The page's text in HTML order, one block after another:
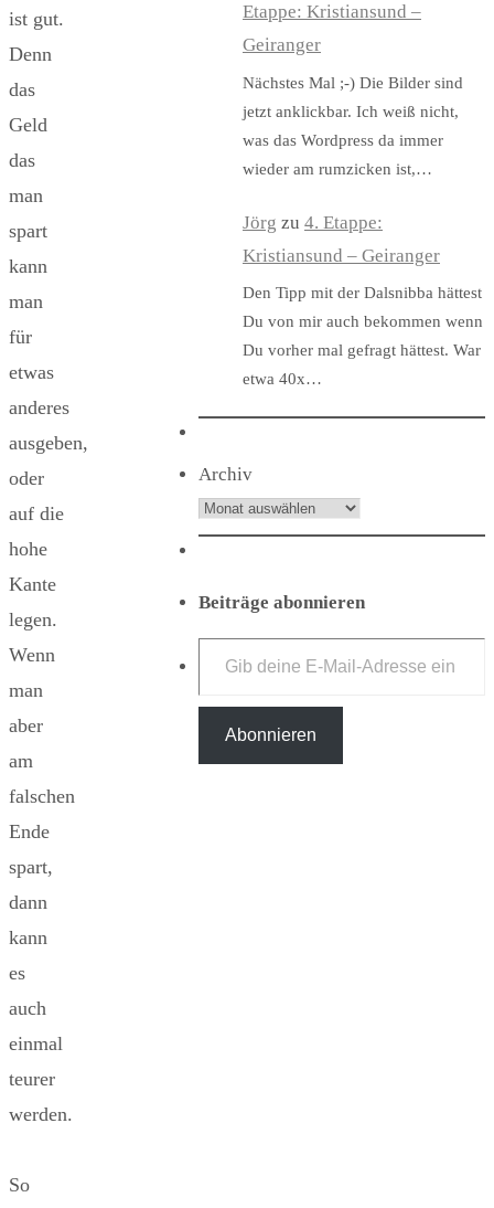
ist gut.
Denn
das
Geld
das
man
spart
kann
man
für
etwas
anderes
ausgeben,
oder
auf die
hohe
Kante
legen.
Wenn
man
aber
am
falschen
Ende
spart,
dann
kann
es
auch
einmal
teurer
werden.
So
Etappe: Kristiansund –
Geiranger
Nächstes Mal ;-) Die Bilder sind
jetzt anklickbar. Ich weiß nicht,
was das Wordpress da immer
wieder am rumzicken ist,…
Jörg zu 4. Etappe:
Kristiansund – Geiranger
Den Tipp mit der Dalsnibba hättest
Du von mir auch bekommen wenn
Du vorher mal gefragt hättest. War
etwa 40x…
Archiv
Beiträge abonnieren
Gib deine E-Mail-Adresse ein ...
Abonnieren